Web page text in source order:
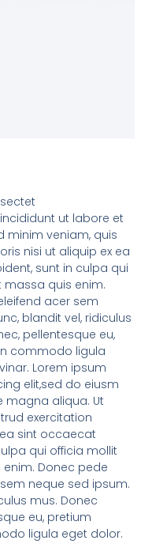
ut labore et
minim veniam, quis
nisi ut aliquip ex ea
sunt in culpa qui
quis enim.
acer sem
blandit vel, ridiculus
pellentesque eu,
commodo ligula
Lorem ipsum
elit,sed do eiusm
magna aliqua. Ut
exercitation
sint occaecat
qui officia mollit
Donec pede
neque sed ipsum.
mus. Donec
eu, pretium
ligula eget dolor.